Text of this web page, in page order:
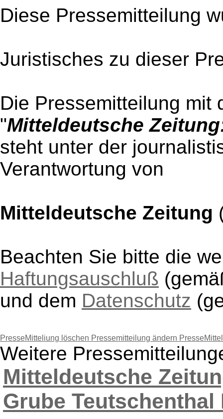
Diese Pressemitteilung
Juristisches zu dieser
Die Pressemitteilung mit
"Mitteldeutsche
steht unter der
Verantwortung von
Mitteldeutsche Zeitung
Beachten Sie bitte die
Haftungsauschluß
und dem Datenschutz
PresseMitteliung löschen Pressemitteilung ändern
Weitere
Mitteldeutsche
Grube